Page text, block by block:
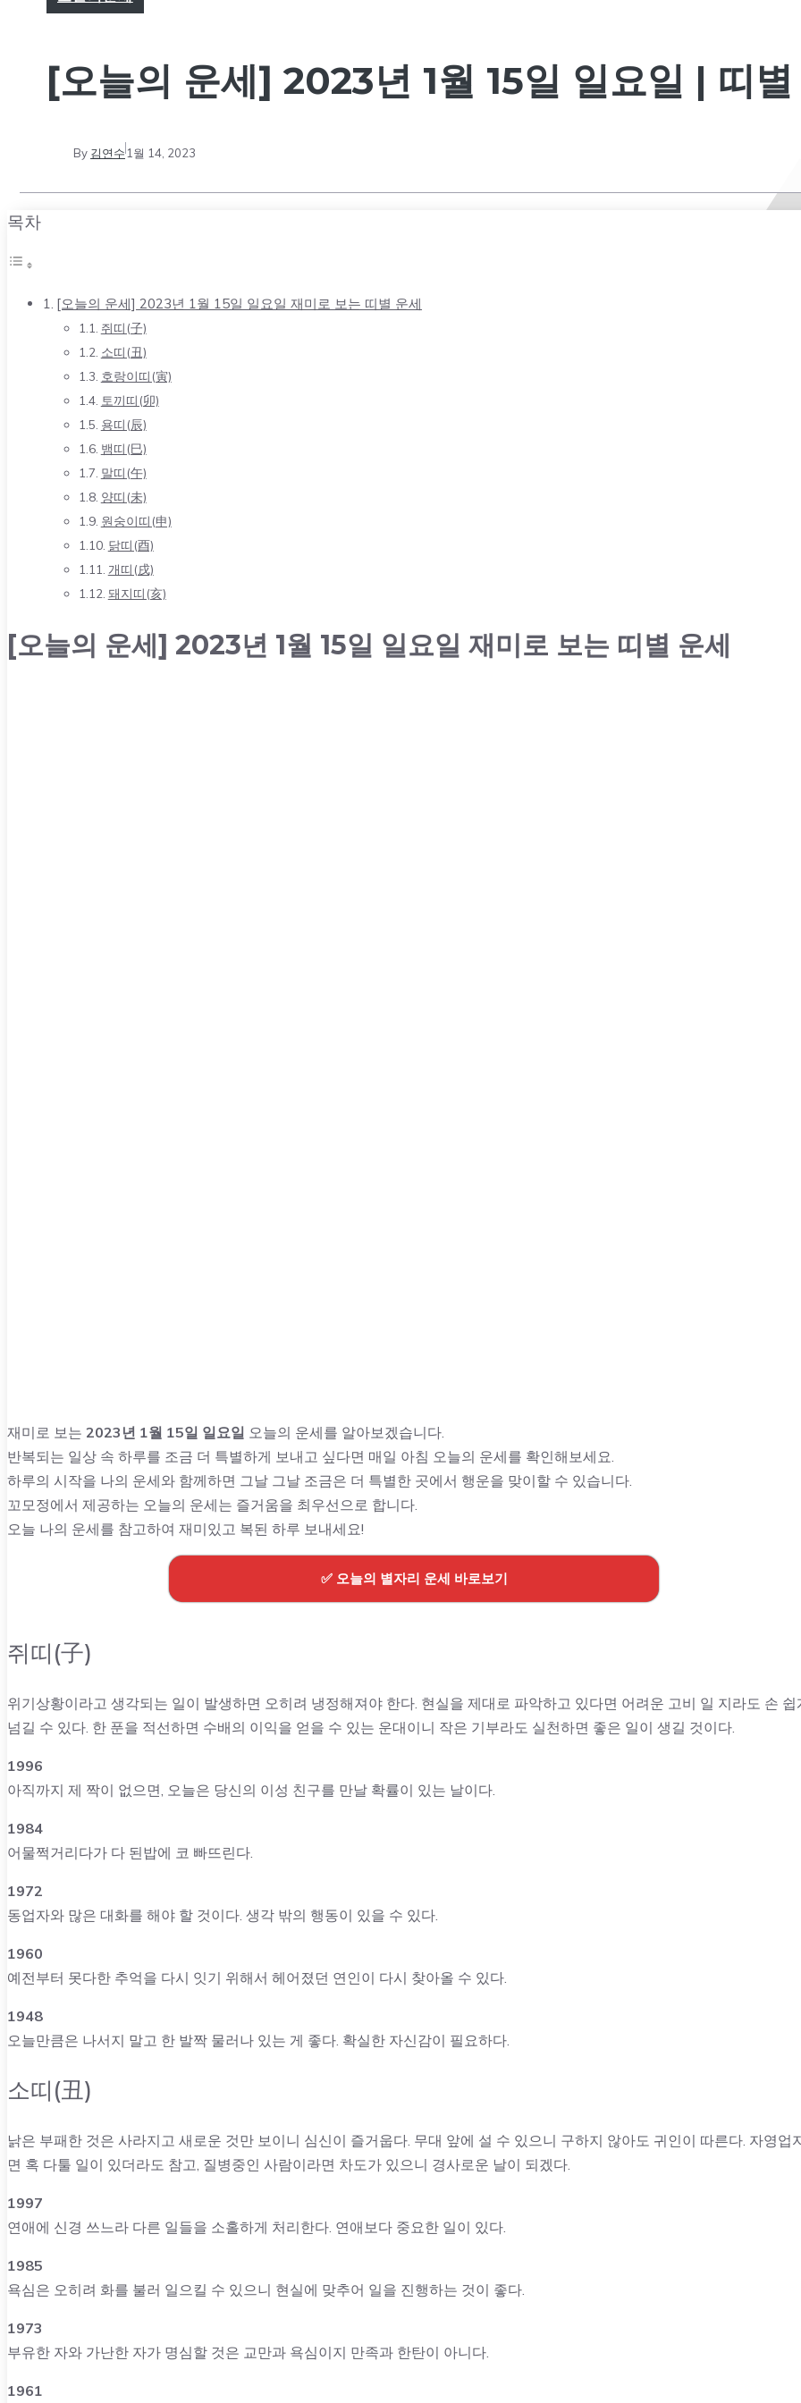
[오늘의 운세] 2023년 1월 15일 일요일 | 띠
By 김연수1월 14, 2023
목차
[오늘의 운세] 2023년 1월 15일 일요일 재미로 보는 띠별 운세
쥐띠(子)
소띠(丑)
호랑이띠(寅)
토끼띠(卯)
용띠(辰)
뱀띠(巳)
말띠(午)
양띠(未)
원숭이띠(申)
닭띠(酉)
개띠(戌)
돼지띠(亥)
[오늘의 운세] 2023년 1월 15일 일요일 재미로 보는 띠별 운세
재미로 보는 2023년 1월 15일 일요일 오늘의 운세를 알아보겠습니다.
반복되는 일상 속 하루를 조금 더 특별하게 보내고 싶다면 매일 아침 오늘의 운세를 확인해보세요.
하루의 시작을 나의 운세와 함께하면 그날 그날 조금은 더 특별한 곳에서 행운을 맞이할 수 있습니다.
꼬모정에서 제공하는 오늘의 운세는 즐거움을 최우선으로 합니다.
오늘 나의 운세를 참고하여 재미있고 복된 하루 보내세요!
✅ 오늘의 별자리 운세 바로보기
쥐띠(子)
위기상황이라고 생각되는 일이 발생하면 오히려 냉정해져야 한다. 현실을 제대로 파악하고 있다면 어려운 고비 일 지라도 손 쉽
넘길 수 있다. 한 푼을 적선하면 수배의 이익을 얻을 수 있는 운대이니 작은 기부라도 실천하면 좋은 일이 생길 것이다.
1996
아직까지 제 짝이 없으면, 오늘은 당신의 이성 친구를 만날 확률이 있는 날이다.
1984
어물쩍거리다가 다 된밥에 코 빠뜨린다.
1972
동업자와 많은 대화를 해야 할 것이다. 생각 밖의 행동이 있을 수 있다.
1960
예전부터 못다한 추억을 다시 잇기 위해서 헤어졌던 연인이 다시 찾아올 수 있다.
1948
오늘만큼은 나서지 말고 한 발짝 물러나 있는 게 좋다. 확실한 자신감이 필요하다.
소띠(丑)
낡은 부패한 것은 사라지고 새로운 것만 보이니 심신이 즐거웁다. 무대 앞에 설 수 있으니 구하지 않아도 귀인이 따른다. 자영업
면 혹 다툴 일이 있더라도 참고, 질병중인 사람이라면 차도가 있으니 경사로운 날이 되겠다.
1997
연애에 신경 쓰느라 다른 일들을 소홀하게 처리한다. 연애보다 중요한 일이 있다.
1985
욕심은 오히려 화를 불러 일으킬 수 있으니 현실에 맞추어 일을 진행하는 것이 좋다.
1973
부유한 자와 가난한 자가 명심할 것은 교만과 욕심이지 만족과 한탄이 아니다.
1961